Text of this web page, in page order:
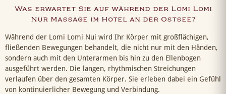
Was erwartet Sie auf während der Lomi Lomi
Nur Massage im Hotel an der Ostsee?
Während der Lomi Lomi Nui wird Ihr Körper mit großflächigen,
fließenden Bewegungen behandelt, die nicht nur mit den Händen,
sondern auch mit den Unterarmen bis hin zu den Ellenbogen
ausgeführt werden. Die langen, rhythmischen Streichungen
verlaufen über den gesamten Körper. Sie erleben dabei ein Gefühl
von kontinuierlicher Bewegung und Verbindung.